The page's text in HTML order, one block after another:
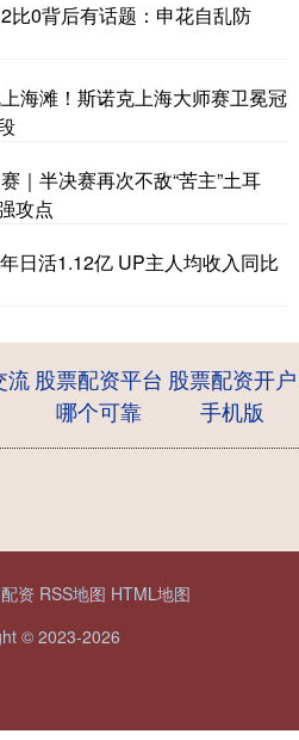
比0背后有话题：申花自乱防
海滩！斯诺克上海大师赛卫冕冠
｜半决赛再次不敌“苦主”土耳
攻点
日活1.12亿 UP主人均收入同比
流股票配资平台
哪个可靠
股票配资开户
手机版
资 RSS地图 HTML地图
© 2023-2026